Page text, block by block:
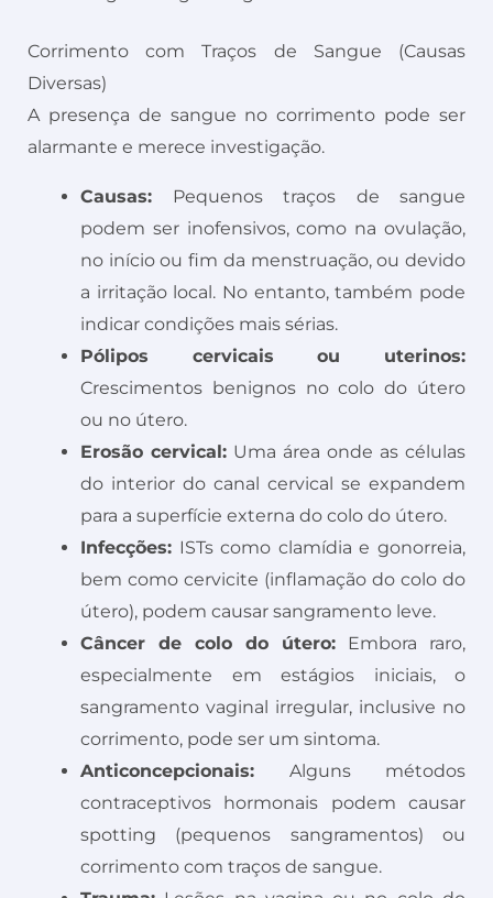
Corrimento com Traços de Sangue (Causas
Diversas)
A presença de sangue no corrimento pode ser
alarmante e merece investigação.
Causas: Pequenos traços de sangue
podem ser inofensivos, como na ovulação,
no início ou fim da menstruação, ou devido
a irritação local. No entanto, também pode
indicar condições mais sérias.
Pólipos cervicais ou uterinos:
Crescimentos benignos no colo do útero
ou no útero.
Erosão cervical: Uma área onde as células
do interior do canal cervical se expandem
para a superfície externa do colo do útero.
Infecções: ISTs como clamídia e gonorreia,
bem como cervicite (inflamação do colo do
útero), podem causar sangramento leve.
Câncer de colo do útero: Embora raro,
especialmente em estágios iniciais, o
sangramento vaginal irregular, inclusive no
corrimento, pode ser um sintoma.
Anticoncepcionais: Alguns métodos
contraceptivos hormonais podem causar
spotting (pequenos sangramentos) ou
corrimento com traços de sangue.